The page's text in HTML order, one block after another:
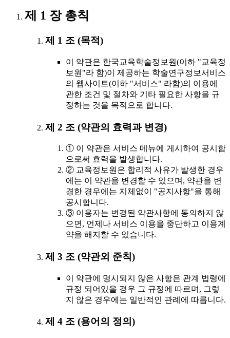
제 1 장 총칙
제 1 조 (목적)
이 약관은 한국교육학술정보원(이하 "교육정
보원"라 함)이 제공하는 학술연구정보서비스
의 웹사이트(이하 "서비스" 라함)의 이용에
관한 조건 및 절차와 기타 필요한 사항을 규
정하는 것을 목적으로 합니다.
제 2 조 (약관의 효력과 변경)
① 이 약관은 서비스 메뉴에 게시하여 공시함
으로써 효력을 발생합니다.
② 교육정보원은 합리적 사유가 발생한 경우
에는 이 약관을 변경할 수 있으며, 약관을 변
경한 경우에는 지체없이 "공지사항"을 통해
공시합니다.
③ 이용자는 변경된 약관사항에 동의하지 않
으면, 언제나 서비스 이용을 중단하고 이용계
약을 해지할 수 있습니다.
제 3 조 (약관외 준칙)
이 약관에 명시되지 않은 사항은 관계 법령에
규정 되어있을 경우 그 규정에 따르며, 그렇
지 않은 경우에는 일반적인 관례에 따릅니다.
제 4 조 (용어의 정의)